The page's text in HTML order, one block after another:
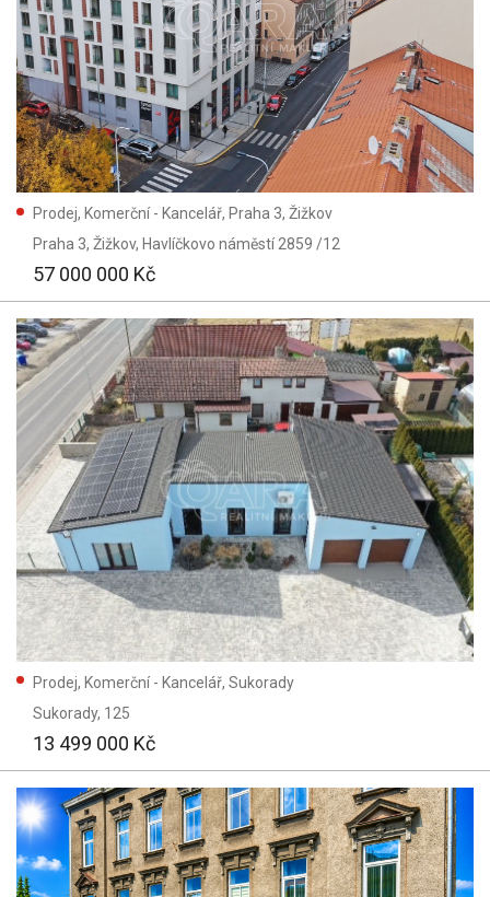
Prodej, Komerční - Kancelář, Praha 3, Žižkov
Praha 3, Žižkov, Havlíčkovo náměstí 2859 /12
57 000 000 Kč
Prodej, Komerční - Kancelář, Sukorady
Sukorady, 125
13 499 000 Kč